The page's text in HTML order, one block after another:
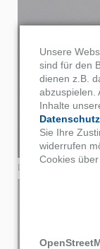
Dekor A21.7.0.
Unsere
sind für den
dienen z.B.
abzuspielen.
Inhalte
Sie Ihre
widerrufen
Cookies